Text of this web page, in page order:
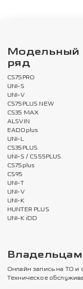
Модельный
ряд
CS75PRO
UNI-S
UNI-V
CS75PLUS NEW
CS35 MAX
ALSVIN
EADOplus
UNI-L
CS35PLUS
UNI-S / CS55PLUS
CS75plus
CS95
UNI-T
UNI-V
UNI-K
HUNTER PLUS
UNI-K iDD
Владельцам
Онлайн запись на ТО и
Техническое